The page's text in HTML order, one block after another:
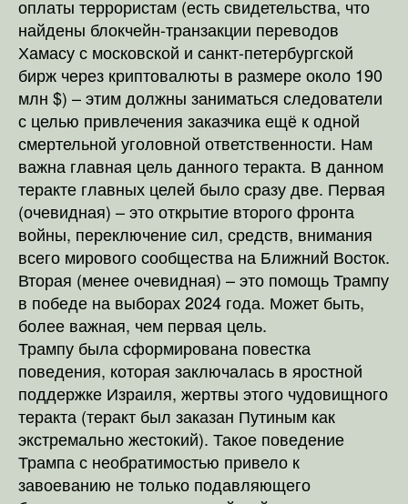
оплаты террористам (есть свидетельства, что
найдены блокчейн-транзакции переводов
Хамасу с московской и санкт-петербургской
бирж через криптовалюты в размере около 190
млн $) – этим должны заниматься следователи
с целью привлечения заказчика ещё к одной
смертельной уголовной ответственности. Нам
важна главная цель данного теракта. В данном
теракте главных целей было сразу две. Первая
(очевидная) – это открытие второго фронта
войны, переключение сил, средств, внимания
всего мирового сообщества на Ближний Восток.
Вторая (менее очевидная) – это помощь Трампу
в победе на выборах 2024 года. Может быть,
более важная, чем первая цель.
Трампу была сформирована повестка
поведения, которая заключалась в яростной
поддержке Израиля, жертвы этого чудовищного
теракта (теракт был заказан Путиным как
экстремально жестокий). Такое поведение
Трампа с необратимостью привело к
завоеванию не только подавляющего